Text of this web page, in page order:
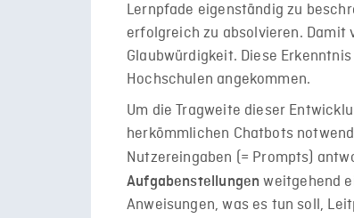
Lernpfade eigenständig zu
erfolgreich zu absolvieren.
Glaubwürdigkeit. Diese
Hochschulen angekommen.
Um die Tragweite dieser
herkömmlichen Chatbots
Nutzereingaben (= Prompts)
Aufgabenstellungen weitgehend
Anweisungen, was es tun soll,